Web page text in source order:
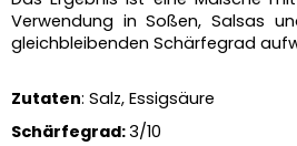
Verwendung in Soßen, Salsas
gleichbleibenden Schärfegrad
Zutaten: Salz, Essigsäure
Schärfegrad:3/10